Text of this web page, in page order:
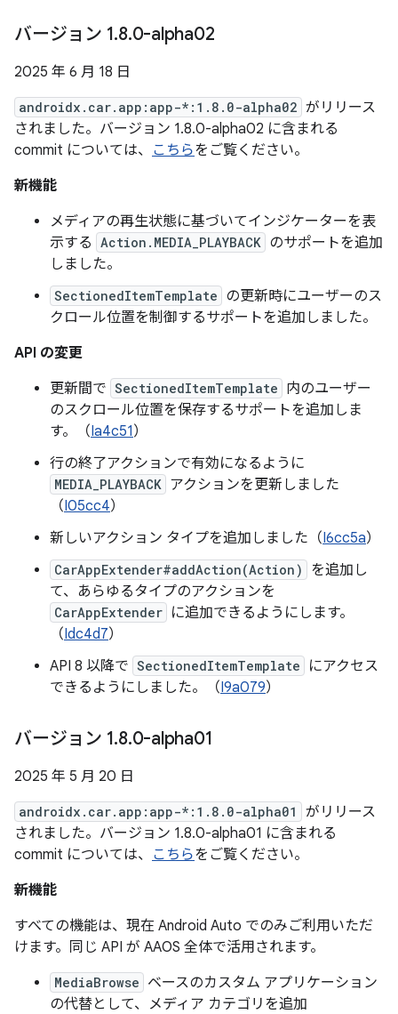
バージョン 1.8.0-alpha02
2025 年 6 月 18 日
androidx.car.app:app-*:1.8.0-alpha02 がリリース
されました。バージョン 1.8.0-alpha02 に含まれる
commit については、 こちらをご覧ください。
新機能
メディアの再生状態に基づいてインジケーターを表
示する Action.MEDIA_PLAYBACK のサポートを追加
しました。
SectionedItemTemplate の更新時にユーザーのス
クロール位置を制御するサポートを追加しました。
API の変更
更新間で SectionedItemTemplate 内のユーザー
のスクロール位置を保存するサポートを追加しま
す。（Ia4c51）
行の終了アクションで有効になるように
MEDIA_PLAYBACK アクションを更新しました
（I05cc4）
新しいアクション タイプを追加しました（I6cc5a）
CarAppExtender#addAction(Action)
を追加し
て、あらゆるタイプのアクションを
CarAppExtender に追加できるようにします。
（Idc4d7）
API 8 以降で SectionedItemTemplate
にアクセス
できるようにしました。（I9a079）
バージョン 1.8.0-alpha01
2025 年 5 月 20 日
androidx.car.app:app-*:1.8.0-alpha01
がリリース
されました。バージョン 1.8.0-alpha01 に含まれる
commit については、 こちらをご覧ください。
新機能
すべての機能は、現在 Android Auto でのみご利用いただ
けます。同じ API が AAOS 全体で活用されます。
MediaBrowse ベースのカスタム アプリケーション
の代替として、メディア カテゴリを追加